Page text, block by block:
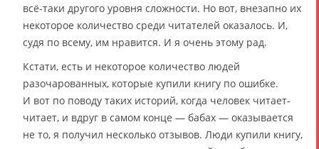
всё-таки другого уровня сложности. Но вот, внезапно их
некоторое количество среди читателей оказалось. И,
судя по всему, им нравится. И я очень этому рад.
Кстати, есть и некоторое количество людей
разочарованных, которые купили книгу по ошибке.
И вот по поводу таких историй, когда человек читает-
читает, и вдруг в самом конце — бабах — оказывается
не то, я получил несколько отзывов. Люди купили книгу,